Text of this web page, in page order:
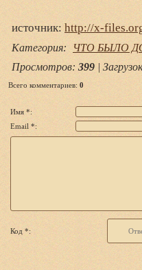
источник: http://x-
Категория:
ЧТО БЫЛО
Просмотров: 399 | Загрузок
Всего комментариев: 0
Имя *:
Email *:
Код *: